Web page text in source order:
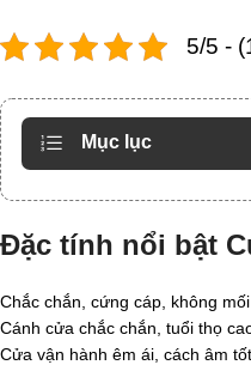
5/5 -
Mục lục
Đặc tính nổi bật
Chắc chắn, cứng cáp, không
Cánh cửa chắc chắn, tuổi thọ
Cửa vận hành êm ái, cách âm